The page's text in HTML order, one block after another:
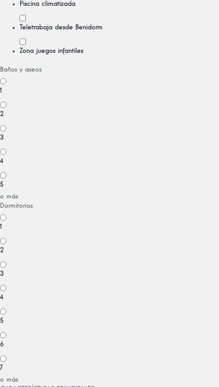
Piscina climatizada
Teletrabaja desde Benidorm
Zona juegos infantiles
Baños y aseos
1
2
3
4
5
o más
Dormitorios
1
2
3
4
5
6
7
o más